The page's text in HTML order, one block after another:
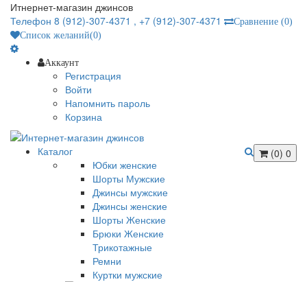
Итнернет-магазин джинсов
Телефон 8 (912)-307-4371 , +7 (912)-307-4371 Сравнение (0)
Список желаний(0)
Аккаунт
Регистрация
Войти
Напомнить пароль
Корзина
(0) 0
Каталог
Юбки женские
Шорты Мужские
Джинсы мужские
Джинсы женские
Шорты Женские
Брюки Женские
Трикотажные
Ремни
Куртки мужские